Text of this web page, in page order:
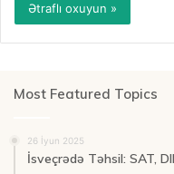
Ətraflı oxuyun »
Most Featured Topics
26 İyun 2025
İsveçrədə Təhsil: SAT,